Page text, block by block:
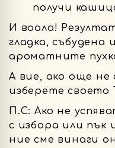
получи
И воала!
гладка, събудена
ароматните
А вие, ако още не
изберете своето
П.С: Ако не
с избора или пък
ние сме винаги